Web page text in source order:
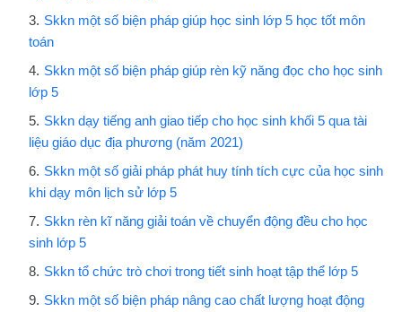
Skkn một số biện pháp giúp học sinh lớp 5 học tốt môn
toán
Skkn một số biện pháp giúp rèn kỹ năng đọc cho học sinh
lớp 5
Skkn dạy tiếng anh giao tiếp cho học sinh khối 5 qua tài
liệu giáo dục địa phương (năm 2021)
Skkn một số giải pháp phát huy tính tích cực của học sinh
khi dạy môn lịch sử lớp 5
Skkn rèn kĩ năng giải toán về chuyển động đều cho học
sinh lớp 5
Skkn tổ chức trò chơi trong tiết sinh hoạt tập thể lớp 5
Skkn một số biện pháp nâng cao chất lượng hoạt động